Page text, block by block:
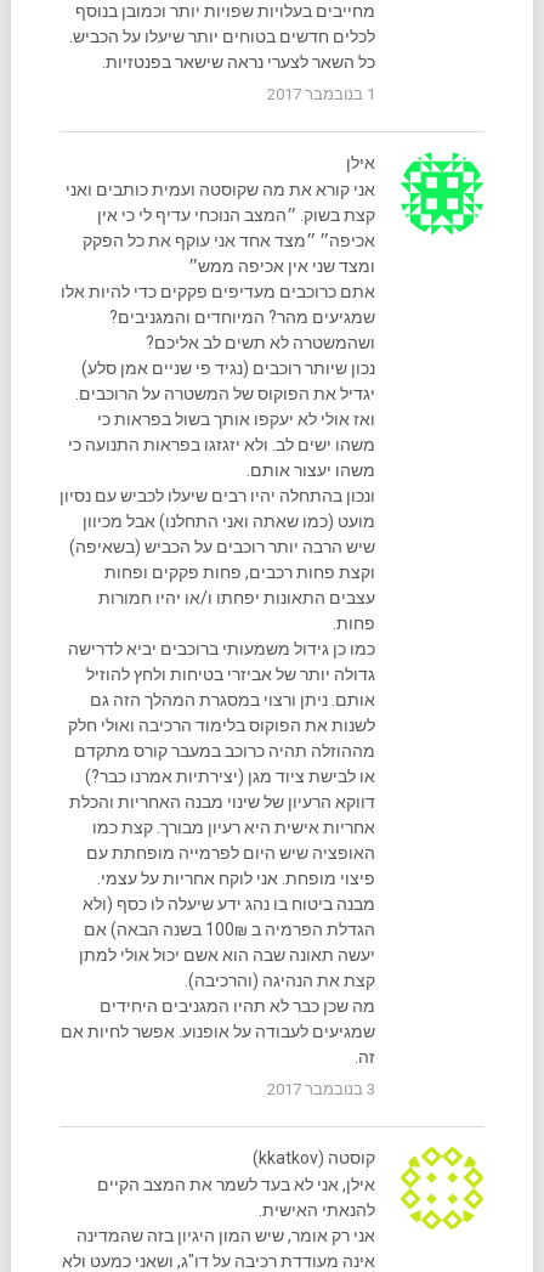
מחייבים בעלויות שפויות יותר וכמובן בנוסף
לכלים חדשים בטוחים יותר שיעלו על הכביש.
כל השאר לצערי נראה שישאר בפנטזיות.
1 בנובמבר 2017
אילן
אני קורא את מה שקוסטה ועמית כותבים ואני
קצת בשוק. ״המצב הנוכחי עדיף לי כי אין
אכיפה״ ״מצד אחד אני עוקף את כל הפקק
ומצד שני אין אכיפה ממש״
אתם כרוכבים מעדיפים פקקים כדי להיות אלו
שמגיעים מהר? המיוחדים והמגניבים?
ושהמשטרה לא תשים לב אליכם?
נכון שיותר רוכבים (נגיד פי שניים אמן סלע)
יגדיל את הפוקוס של המשטרה על הרוכבים.
ואז אולי לא יעקפו אותך בשול בפראות כי
משהו ישים לב. ולא יזגזגו בפראות התנועה כי
משהו יעצור אותם.
ונכון בהתחלה יהיו רבים שיעלו לכביש עם נסיון
מועט (כמו שאתה ואני התחלנו) אבל מכיוון
שיש הרבה יותר רוכבים על הכביש (בשאיפה)
וקצת פחות רכבים, פחות פקקים ופחות
עצבים התאונות יפחתו ו/או יהיו חמורות
פחות.
כמו כן גידול משמעותי ברוכבים יביא לדרישה
גדולה יותר של אביזרי בטיחות ולחץ להוזיל
אותם. ניתן ורצוי במסגרת המהלך הזה גם
לשנות את הפוקוס בלימוד הרכיבה ואולי חלק
מההוזלה תהיה כרוכב במעבר קורס מתקדם
או לבישת ציוד מגן (יצירתיות אמרנו כבר?)
דווקא הרעיון של שינוי מבנה האחריות והכלת
אחריות אישית היא רעיון מבורך. קצת כמו
האופציה שיש היום לפרמייה מופחתת עם
פיצוי מופחת. אני לוקח אחריות על עצמי.
מבנה ביטוח בו נהג ידע שיעלה לו כסף (ולא
הגדלת הפרמיה ב 100₪ בשנה הבאה) אם
יעשה תאונה שבה הוא אשם יכול אולי למתן
קצת את הנהיגה (והרכיבה).
מה שכן כבר לא תהיו המגניבים היחידים
שמגיעים לעבודה על אופנוע. אפשר לחיות אם
זה.
3 בנובמבר 2017
קוסטה (kkatkov)
אילן, אני לא בעד לשמר את המצב הקיים
להנאתי האישית.
אני רק אומר, שיש המון היגיון בזה שהמדינה
אינה מעודדת רכיבה על דו"ג, ושאני כמעט ולא